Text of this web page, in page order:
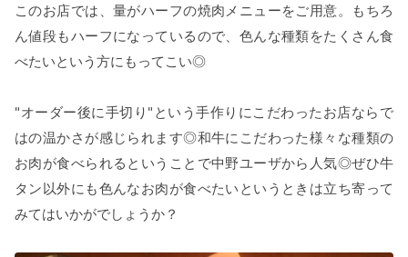
このお店では、量がハーフの焼肉メニューをご用意。もちろ
ん値段もハーフになっているので、色んな種類をたくさん食
べたいという方にもってこい◎
"オーダー後に手切り"という手作りにこだわったお店ならで
はの温かさが感じられます◎和牛にこだわった様々な種類の
お肉が食べられるということで中野ユーザから人気◎ぜひ牛
タン以外にも色んなお肉が食べたいというときは立ち寄って
みてはいかがでしょうか？